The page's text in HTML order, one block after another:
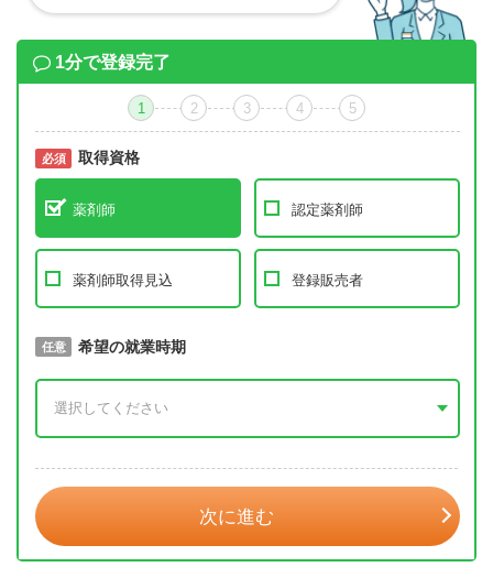
1分で登録完了
1 2 3 4 5
必須 取得資格
薬剤師 認定薬剤師
薬剤師取得見込 登録販売者
必須 取得予定年
任意 希望の就業時期
次に進む